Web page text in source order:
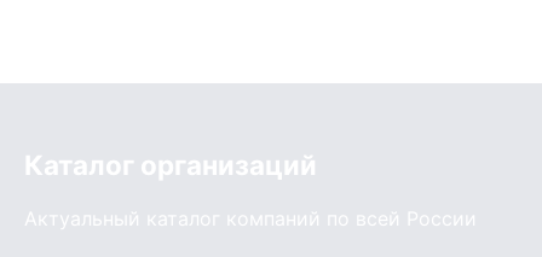
Каталог организаций
Актуальный каталог компаний по всей России